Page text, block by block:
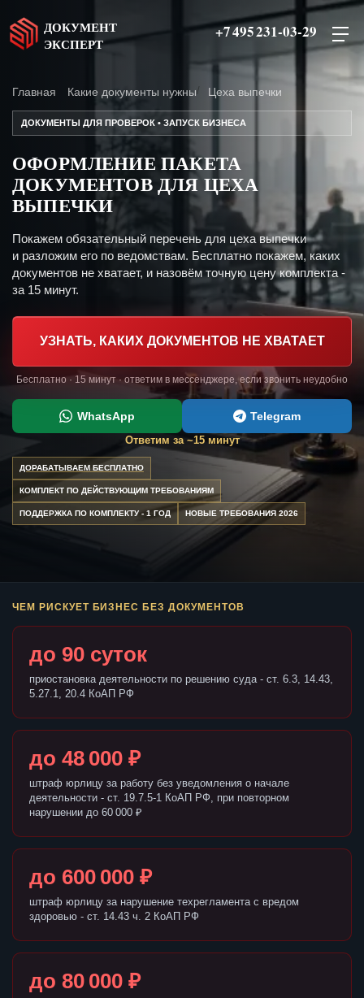
ДОКУМЕНТ
ЭКСПЕРТ
+7 495 231-03-29
Главная Какие документы нужны Цеха выпечки
ДОКУМЕНТЫ ДЛЯ ПРОВЕРОК • ЗАПУСК БИЗНЕСА
ОФОРМЛЕНИЕ ПАКЕТА
ДОКУМЕНТОВ ДЛЯ ЦЕХА
ВЫПЕЧКИ
Покажем обязательный перечень для цеха выпечки
и разложим его по ведомствам. Бесплатно покажем, каких
документов не хватает, и назовём точную цену комплекта -
за 15 минут.
УЗНАТЬ, КАКИХ ДОКУМЕНТОВ НЕ ХВАТАЕТ
Бесплатно · 15 минут · ответим в мессенджере, если звонить неудобно
WhatsApp Telegram
Ответим за ~15 минут
ДОРАБАТЫВАЕМ БЕСПЛАТНО
КОМПЛЕКТ ПО ДЕЙСТВУЮЩИМ ТРЕБОВАНИЯМ
ПОДДЕРЖКА ПО КОМПЛЕКТУ - 1 ГОД НОВЫЕ ТРЕБОВАНИЯ 2026
ЧЕМ РИСКУЕТ БИЗНЕС БЕЗ ДОКУМЕНТОВ
до 90 суток
приостановка деятельности по решению суда - ст. 6.3, 14.43,
5.27.1, 20.4 КоАП РФ
до 48 000 ₽
штраф юрлицу за работу без уведомления о начале
деятельности - ст. 19.7.5-1 КоАП РФ, при повторном
нарушении до 60 000 ₽
до 600 000 ₽
штраф юрлицу за нарушение техрегламента с вредом
здоровью - ст. 14.43 ч. 2 КоАП РФ
до 80 000 ₽